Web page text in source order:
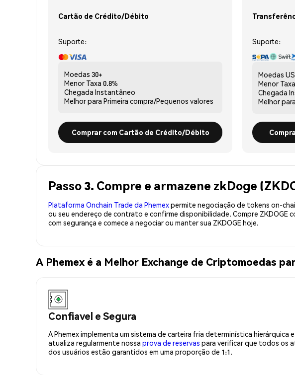
Cartão de Crédito/Débito
Suporte:
Moedas 30+
Menor Taxa 0.8%
Chegada Instantâneo
Melhor para Primeira compra/Pequenos valores
Comprar com Cartão de Crédito/Débito
Suporte:
Moedas
Menor Taxa
Chegada
Melhor para
Passo 3. Compre e armazene zkDoge
Plataforma Onchain Trade da Phemexpermite negociação de tokens on-
ou seu endereço de contrato e confirme disponibilidade. Compre ZKDOGE
com segurança e comece a negociar ou manter sua ZKDOGE hoje.
A Phemex é a Melhor Exchange de Criptomoedas
Confiavel e Segura
A Phemex implementa um sistema de carteira fria determinística hierárquica e
atualiza regularmente nossa prova de reservas para verificar que todos os
dos usuários estão garantidos em uma proporção de 1:1.